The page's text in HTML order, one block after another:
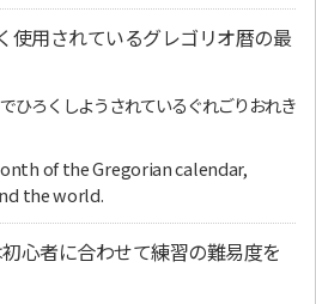
使用されているグレゴリオ暦の最
ひろくしようされているぐれごりおれき
of the Gregorian calendar,
the world.
心者に合わせて練習の難易度を